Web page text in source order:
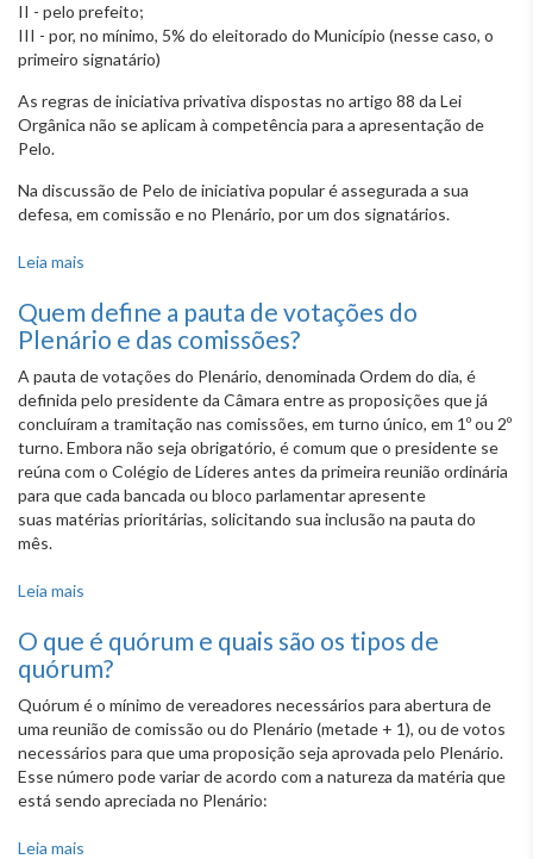
II - pelo prefeito;
III - por, no mínimo, 5% do eleitorado do Município (nesse caso, o
primeiro signatário)
As regras de iniciativa privativa dispostas no artigo 88 da Lei
Orgânica não se aplicam à competência para a apresentação de
Pelo.
Na discussão de Pelo de iniciativa popular é assegurada a sua
defesa, em comissão e no Plenário, por um dos signatários.
Leia mais
Quem define a pauta de votações do
Plenário e das comissões?
A pauta de votações do Plenário, denominada Ordem do dia, é
definida pelo presidente da Câmara entre as proposições que já
concluíram a tramitação nas comissões, em turno único, em 1º ou 2º
turno. Embora não seja obrigatório, é comum que o presidente se
reúna com o Colégio de Líderes antes da primeira reunião ordinária
para que cada bancada ou bloco parlamentar apresente
suas matérias prioritárias, solicitando sua inclusão na pauta do
mês.
Leia mais
O que é quórum e quais são os tipos de
quórum?
Quórum é o mínimo de vereadores necessários para abertura de
uma reunião de comissão ou do Plenário (metade + 1), ou de votos
necessários para que uma proposição seja aprovada pelo Plenário.
Esse número pode variar de acordo com a natureza da matéria que
está sendo apreciada no Plenário:
Leia mais